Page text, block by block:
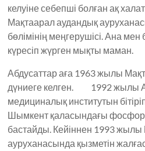
келуіне себепші болған ақ
Мақтаарал аудандық
бөлімінің меңгерушісі. Ана
күресіп жүрген мықты маман.
Абдусаттар аға 1963 жылы
дүниеге келген. 1992 жылы
медициналық институтын
Шымкент қаласындағы
бастайды. Кейіннен 1993
ауруханасында қызметін